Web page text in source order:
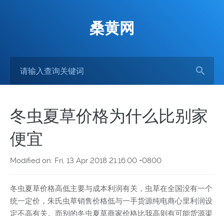
桑黄网
冬虫夏草价格为什么比别家
便宜
Modified on: Fri, 13 Apr 2018 21:16:00 +0800
冬虫夏草价格高低主要与成本利润有关，虫草在全国没有一个
统一定价，朱氏虫草销售价格低与一手货源纯电商心里利润设
定不高有关。而别的冬虫夏草商家价格比我高则有可能货源渠